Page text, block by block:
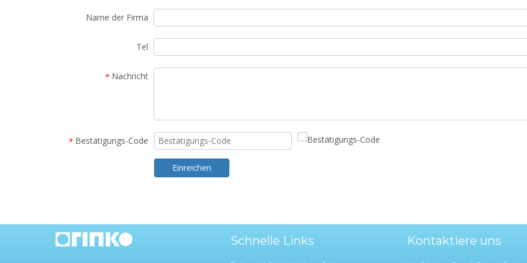
Name der Firma
Tel
* Nachricht
* Bestätigungs-Code
Einreichen
Schnelle Links Kontaktiere uns